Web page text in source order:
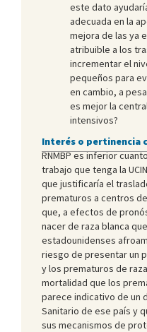
este dato
adecuada en la
mejora de las ya
atribuible a los
incrementar el
pequeños para
en cambio, a
es mejor la
intensivos?
Interés o pertinencia
RNMBP es inferior
trabajo que tenga la
que justificaría el
prematuros a centros
que, a efectos de
nacer de raza blanca
estadounidenses
riesgo de presentar un
y los prematuros de
mortalidad que los
parece indicativo de un
Sanitario de ese país y
sus mecanismos de